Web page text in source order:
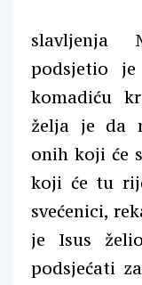
slavljenja
podsjetio
komadiću
želja je da
onih koji će
koji će tu
svećenici,
je Isus
podsjećati